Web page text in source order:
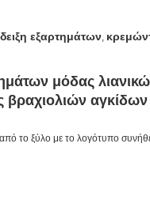
εξαρτημάτων,
μόδας
βραχιολιών αγκίδων
το ξύλο με το λογότυπο